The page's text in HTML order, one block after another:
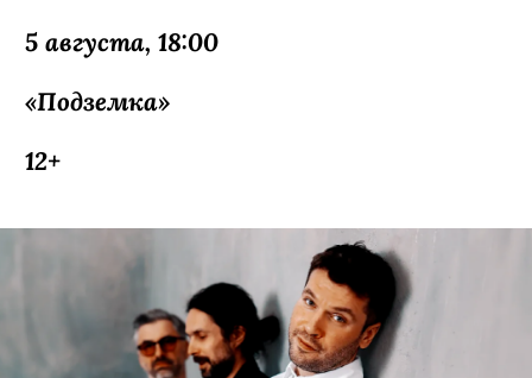
5 августа, 18:00
«Подземка»
12+